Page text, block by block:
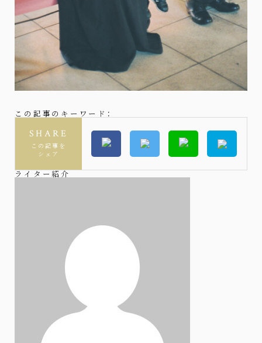
この記事のキーワード：
SHARE
この記事を
シェア
ライター紹介